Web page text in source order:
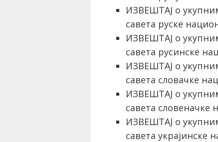
ИЗВЕШТАЈ о
савета руске
ИЗВЕШТАЈ о
савета русинске
ИЗВЕШТАЈ о
савета словачке
ИЗВЕШТАЈ о
савета
ИЗВЕШТАЈ о
савета